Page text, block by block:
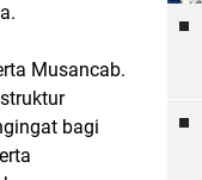
Musancab.
bagi